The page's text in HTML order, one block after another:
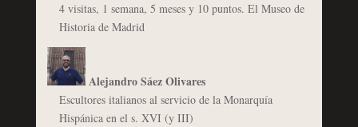
4 visitas, 1 semana, 5 meses y 10 puntos. El Museo de
Historia de Madrid
Alejandro Sáez Olivares
Escultores italianos al servicio de la Monarquía
Hispánica en el s. XVI (y III)